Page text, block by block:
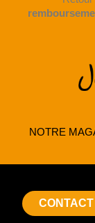
NOTRE
CONTACT